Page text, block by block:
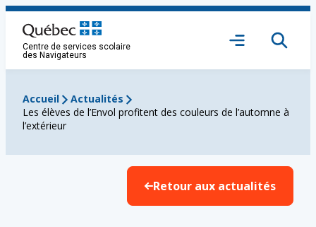
Aller
contenu
Centre de services scolaire
des Navigateurs
Ouvrir
Accueil
Actualités
Les élèves de l’Envol profitent des couleurs de l’automne à
l’extérieur
Retour aux actualités